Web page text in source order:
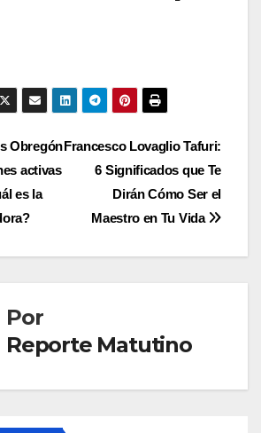
Francesco Lovaglio Tafuri:
6 Significados que Te
Dirán Cómo Ser el
Maestro en Tu Vida
Obregón
activas
es la
Por
Reporte Matutino